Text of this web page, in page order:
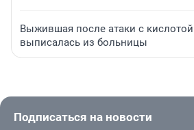
Выжившая после атаки с кислотой
выписалась из больницы
Подписаться на новости